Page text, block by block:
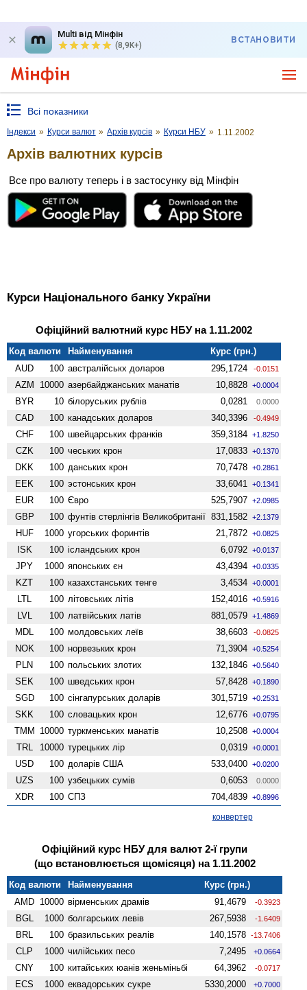
Multi від Мінфін
(8,9K+)
ВСТАНОВИТИ
Всі показники
Індекси » Курси валют » Архів курсів » Курси НБУ » 1.11.2002
Архів валютних курсів
Все про валюту теперь і в застосунку від Мінфін
Курси Національного банку України
Офіційний валютний курс НБУ на 1.11.2002
Код валюти Найменування
Курс (грн.)
AUD
100 австралійськх доларов 295,1724 -0.0151
AZM 10000 азербайджанських манатів 10,8828 +0.0004
BYR 10 білоруських рублів 0,0281 0.0000
CAD 100 канадських доларов 340,3396 -0.4949
CHF 100 швейцарських франків 359,3184 +1.8250
CZK 100 чеських крон 17,0833 +0.1370
DKK 100 данських крон 70,7478 +0.2861
EEK 100 эстонських крон 33,6041 +0.1341
EUR 100 Євро 525,7907 +2.0985
GBP 100 фунтів стерлінгів Велико­британії 831,1582 +2.1379
HUF 1000 угорських форинтів 21,7872 +0.0825
ISK 100 ісландських крон 6,0792 +0.0137
JPY 1000 японських єн 43,4394 +0.0335
KZT 100 казахстанських тенге 3,4534 +0.0001
LTL 100 літовських літів 152,4016 +0.5916
LVL 100 латвійських латів 881,0579 +1.4869
MDL 100 молдовських леїв 38,6603 -0.0825
NOK 100 норвезьких крон 71,3904 +0.5254
PLN 100 польських злотих 132,1846 +0.5640
SEK 100 шведських крон 57,8428 +0.1890
SGD 100 сінгапурських доларів 301,5719 +0.2531
SKK 100 словацьких крон 12,6776 +0.0795
TMM 10000 туркменських манатів 10,2508 +0.0004
TRL 10000 турецьких лір 0,0319 +0.0001
USD 100 доларів США 533,0400 +0.0200
UZS 100 узбецьких сумів 0,6053 0.0000
XDR 100 СПЗ 704,4839 +0.8996
конвертер
Офіційний курс НБУ для валют 2-ї групи
(що встановлюється щомісяця) на 1.11.2002
Код валюти Найменування
Курс (грн.)
AMD 10000 вiрменських драмів 91,4679 -0.3923
BGL 1000 болгарських левів 267,5938 -1.6409
BRL 100 бразильських реалів 140,1578 -13.7406
CLP 1000 чилійських песо 7,2495 +0.0664
CNY 100 китайських юанів женьмiньбi 64,3962 -0.0717
ECS 1000 еквадорських сукре 5330,2000 +0.7000